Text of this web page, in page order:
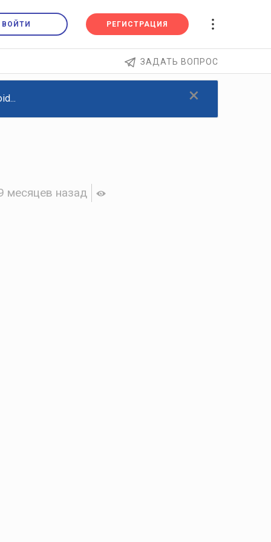
ВОЙТИ РЕГИСТРАЦИЯ
ЗАДАТЬ ВОПРОС
×
месяцев назад